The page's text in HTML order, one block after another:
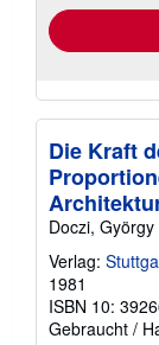
Die Kraft
Doczi, György
Verlag:
1981
ISBN 10:
Gebraucht /